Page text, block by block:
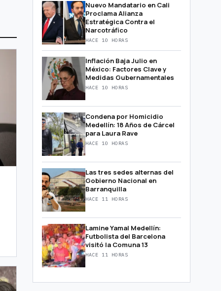
Nuevo Mandatario en Cali
Proclama Alianza
Estratégica Contra el
Narcotráfico
HACE 10 HORAS
Inflación Baja Julio en
México: Factores Clave y
Medidas Gubernamentales
HACE 10 HORAS
Condena por Homicidio
Medellín: 18 Años de Cárcel
para Laura Rave
HACE 10 HORAS
Las tres sedes alternas del
Gobierno Nacional en
Barranquilla
HACE 11 HORAS
Lamine Yamal Medellín:
Futbolista del Barcelona
visitó la Comuna 13
HACE 11 HORAS